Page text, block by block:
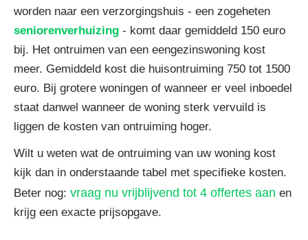
worden naar een verzorgingshuis - een zogeheten
seniorenverhuizing - komt daar gemiddeld 150 euro
bij. Het ontruimen van een eengezinswoning kost
meer. Gemiddeld kost die huisontruiming 750 tot 1500
euro. Bij grotere woningen of wanneer er veel inboedel
staat danwel wanneer de woning sterk vervuild is
liggen de kosten van ontruiming hoger.
Wilt u weten wat de ontruiming van uw woning kost
kijk dan in onderstaande tabel met specifieke kosten.
Beter nog: vraag nu vrijblijvend tot 4 offertes aan en
krijg een exacte prijsopgave.